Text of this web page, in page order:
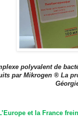
polyvalent de
par Mikrogen ® La
et la France